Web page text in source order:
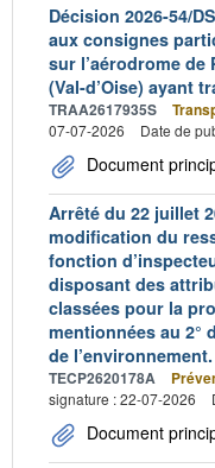
Décision 2026-54/
aux consignes
sur l’aérodrome de
(Val-d’Oise) ayant
TRAA2617935S
07-07-2026
Date de
Document
Arrêté du 22 juillet
modification du
fonction
disposant des
classées pour la
mentionnées au 2°
de l’environnement.
TECP2620178A
signature : 22-07-2026
Document